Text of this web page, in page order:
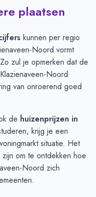
plaatsen
kunnen per regio
Noord vormt
zul je opmerken dat de
Noord
van onroerend goed
de huizenprijzen in
krijg je een
situatie. Het
om te ontdekken hoe
Noord zich